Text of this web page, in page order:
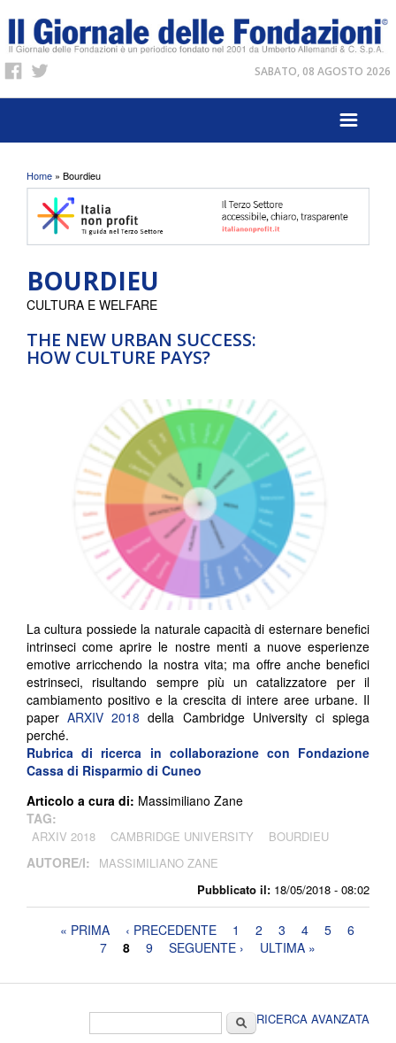
SABATO, 08 AGOSTO 2026
Tu sei qui
Home » Bourdieu
BOURDIEU
THE NEW URBAN SUCCESS:
HOW CULTURE PAYS?
Pubblicato il: 18/05/2018 - 08:02
CULTURA E WELFARE
La cultura possiede la naturale capacità di esternare benefici
intrinseci come aprire le nostre menti a nuove esperienze
emotive arricchendo la nostra vita; ma offre anche benefici
estrinseci, risultando sempre più un catalizzatore per il
cambiamento positivo e la crescita di intere aree urbane. Il
paperARXIV 2018 della Cambridge University ci spiega
perché.
Rubrica di ricerca in collaborazione con Fondazione
Cassa di Risparmio di Cuneo
Articolo a cura di: Massimiliano Zane
TAG:
ARXIV 2018 CAMBRIDGE UNIVERSITY BOURDIEU
AUTORE/I: MASSIMILIANO ZANE
Pagine« PRIMA ‹ PRECEDENTE 1 2 3 4 5
6
7
8 9 SEGUENTE › ULTIMA »
CercaRICERCA AVANZATA